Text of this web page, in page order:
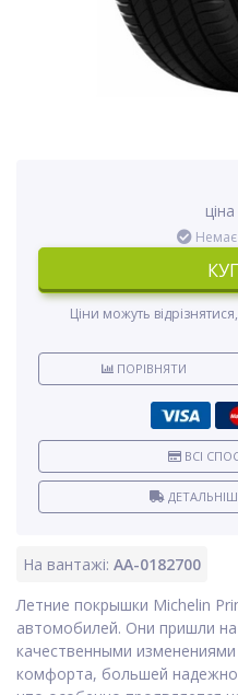
На вантажі: AA-0182700
Летние покрышки Michelin
автомобилей. Они пришли
качественными
комфорта, большей
ціна
Немає
Ціни можуть
ПОРІВНЯТИ
ВСІ